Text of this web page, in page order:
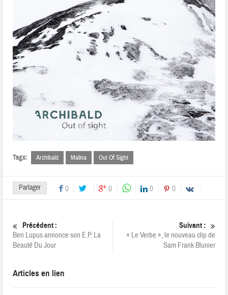
Tags: Archibald Malina Out Of Sight
Partager 0 0 0 0
Précédent :
Ben Lupus annonce son E.P. La
Beauté Du Jour
Suivant :
« Le Verbe », le nouveau clip de
Sam Frank Blunier
Articles en lien